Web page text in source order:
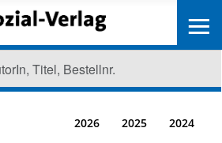
2026 2025 2024
≡